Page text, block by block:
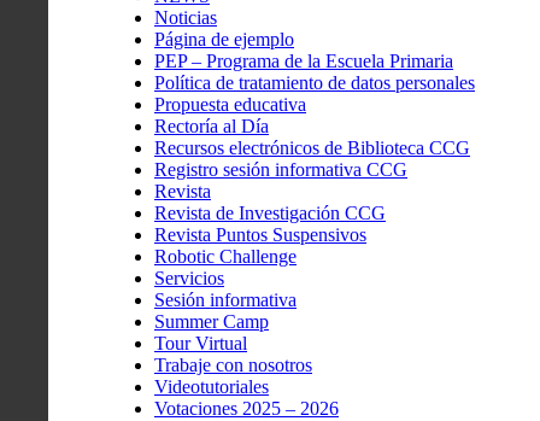
Noticias
Página de ejemplo
PEP – Programa de la Escuela Primaria
Política de tratamiento de datos personales
Propuesta educativa
Rectoría al Día
Recursos electrónicos de Biblioteca CCG
Registro sesión informativa CCG
Revista
Revista de Investigación CCG
Revista Puntos Suspensivos
Robotic Challenge
Servicios
Sesión informativa
Summer Camp
Tour Virtual
Trabaje con nosotros
Videotutoriales
Votaciones 2025 – 2026